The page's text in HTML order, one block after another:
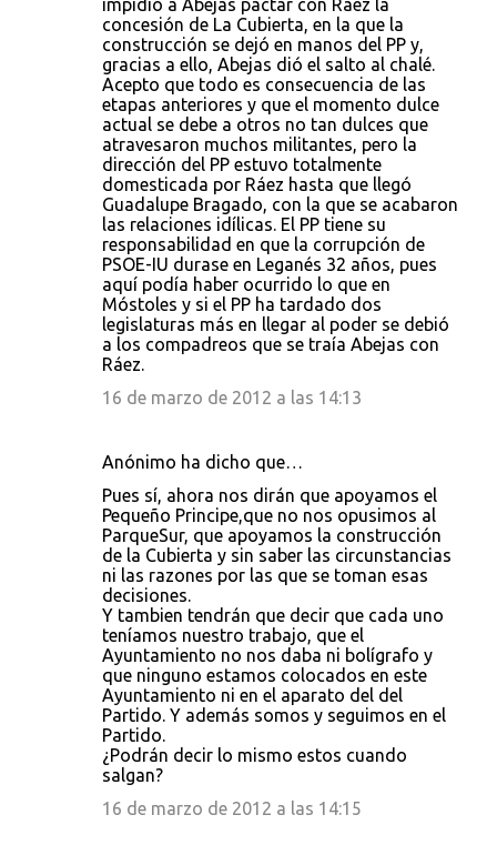
impidió a Abejas pactar con Ráez la
concesión de La Cubierta, en la que la
construcción se dejó en manos del PP y,
gracias a ello, Abejas dió el salto al chalé.
Acepto que todo es consecuencia de las
etapas anteriores y que el momento dulce
actual se debe a otros no tan dulces que
atravesaron muchos militantes, pero la
dirección del PP estuvo totalmente
domesticada por Ráez hasta que llegó
Guadalupe Bragado, con la que se acabaron
las relaciones idílicas. El PP tiene su
responsabilidad en que la corrupción de
PSOE-IU durase en Leganés 32 años, pues
aquí podía haber ocurrido lo que en
Móstoles y si el PP ha tardado dos
legislaturas más en llegar al poder se debió
a los compadreos que se traía Abejas con
Ráez.
16 de marzo de 2012 a las 14:13
Anónimo ha dicho que…
Pues sí, ahora nos dirán que apoyamos el
Pequeño Principe,que no nos opusimos al
ParqueSur, que apoyamos la construcción
de la Cubierta y sin saber las circunstancias
ni las razones por las que se toman esas
decisiones.
Y tambien tendrán que decir que cada uno
teníamos nuestro trabajo, que el
Ayuntamiento no nos daba ni bolígrafo y
que ninguno estamos colocados en este
Ayuntamiento ni en el aparato del del
Partido. Y además somos y seguimos en el
Partido.
¿Podrán decir lo mismo estos cuando
salgan?
16 de marzo de 2012 a las 14:15